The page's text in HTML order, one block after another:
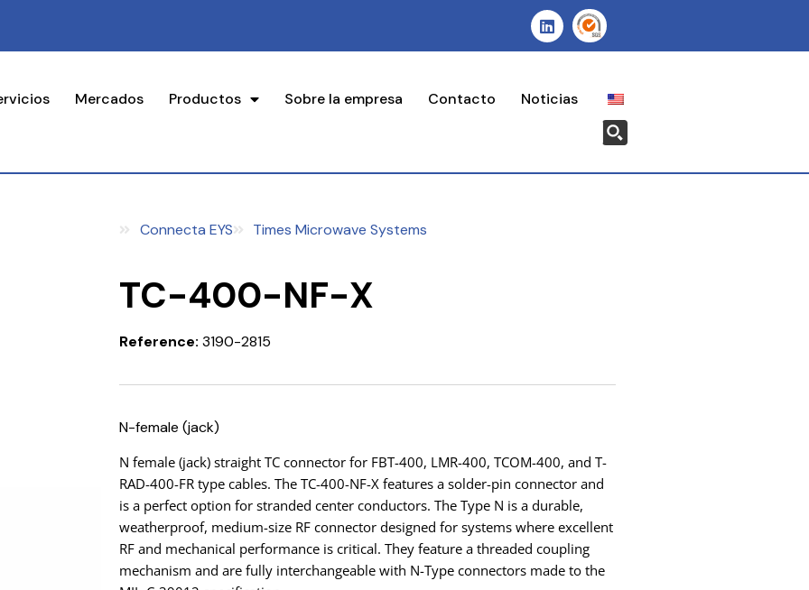
Mercados Productos Sobre la empresa Contacto Noticias
Connecta EYS Times Microwave Systems
TC-400-NF-X
Reference: 3190-2815
N-female (jack)
N female (jack) straight TC connector for FBT-400, LMR-400, TCOM-400, and T-
RAD-400-FR type cables. The TC-400-NF-X features a solder-pin connector and
is a perfect option for stranded center conductors. The Type N is a durable,
weatherproof, medium-size RF connector designed for systems where excellent
RF and mechanical performance is critical. They feature a threaded coupling
mechanism and are fully interchangeable with N-Type connectors made to the